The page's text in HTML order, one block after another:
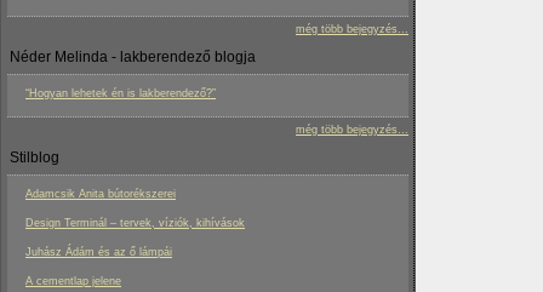
még több bejegyzés...
Néder Melinda - lakberendező blogja
“Hogyan lehetek én is lakberendező?”
még több bejegyzés...
Stilblog
Adamcsik Anita bútorékszerei
Design Terminál – tervek, víziók, kihívások
Juhász Ádám és az ő lámpái
A cementlap jelene